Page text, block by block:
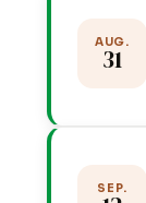
AUG.
31
SEP.